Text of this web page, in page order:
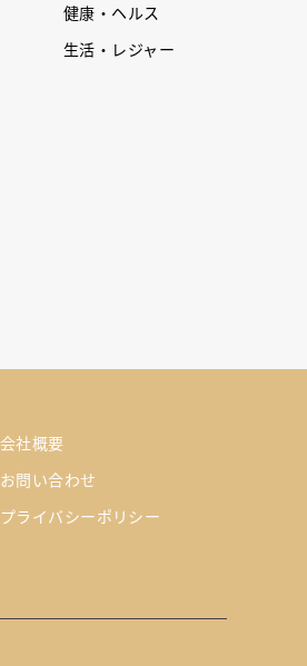
健康・ヘルス
生活・レジャー
会社概要
お問い合わせ
プライバシーポリシー